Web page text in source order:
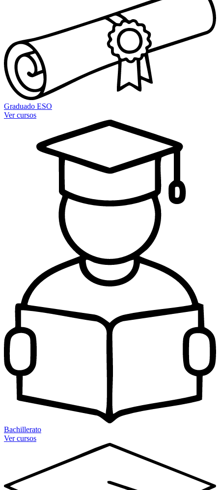
Graduado ESO
Ver cursos
Bachillerato
Ver cursos